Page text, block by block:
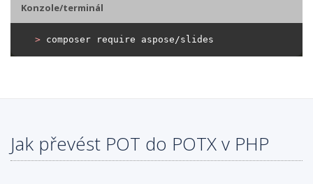
Konzole/terminál
> composer require aspose/slides
Jak převést POT do POTX v PHP